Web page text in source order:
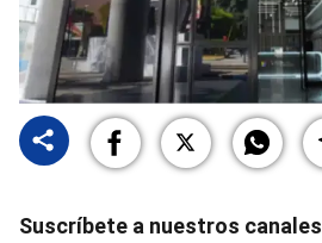
Suscríbete a nuestros canales